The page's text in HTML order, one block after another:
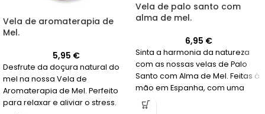
Vela de aromaterapia de
Mel.
5,95 €
Desfrute da doçura natural do
mel na nossa Vela de
Aromaterapia de Mel. Perfeito
para relaxar e aliviar o stress.
Vela de palo santo com
alma de mel.
6,95 €
Sinta a harmonia da natureza
com as nossas velas de Palo
Santo com Alma de Mel. Feitas à
mão em Espanha, com uma
duração de 60 horas.